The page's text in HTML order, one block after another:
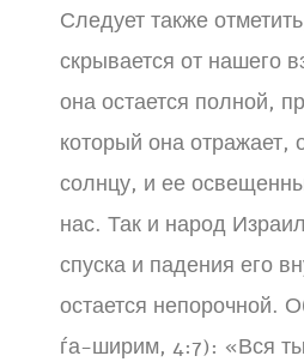
Следует также
скрывается от нашего
она остается полной,
который она
солнцу, и ее
нас. Так и народ
спуска и падения его
остается непорочной.
ѓа-ширим, 4:7): «Вся